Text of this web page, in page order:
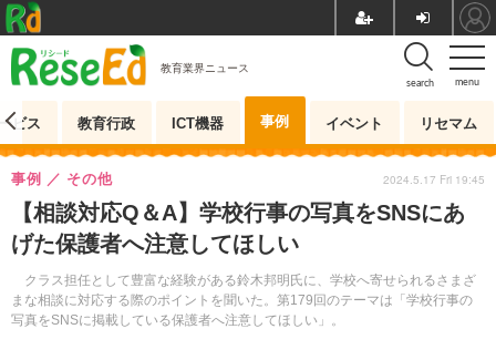
menu
search
教育業界ニュース
ビス 教育行政 ICT機器 事例 イベント リセマム
【相談対応Q＆A】学校行事の写真をSNSにあ
げた保護者へ注意してほしい
クラス担任として豊富な経験がある鈴木邦明氏に、学校へ寄せられるさまざ
まな相談に対応する際のポイントを聞いた。第179回のテーマは「学校行事の
写真をSNSに掲載している保護者へ注意してほしい」。
事例 その他 2024.5.17 Fri 19:45